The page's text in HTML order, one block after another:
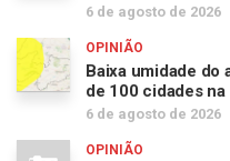
6 de agosto de 2026
OPINIÃO
Baixa umidade do
de 100 cidades na
6 de agosto de 2026
OPINIÃO